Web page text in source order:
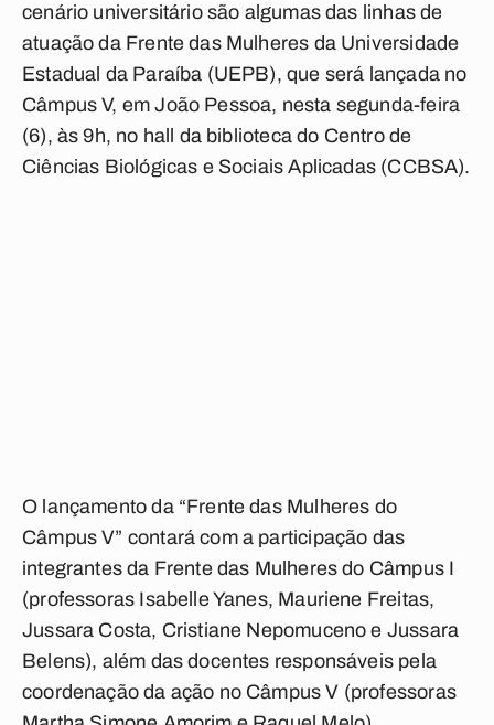
cenário universitário são algumas das linhas de
atuação da Frente das Mulheres da Universidade
Estadual da Paraíba (UEPB), que será lançada no
Câmpus V, em João Pessoa, nesta segunda-feira
(6), às 9h, no hall da biblioteca do Centro de
Ciências Biológicas e Sociais Aplicadas (CCBSA).
O lançamento da “Frente das Mulheres do
Câmpus V” contará com a participação das
integrantes da Frente das Mulheres do Câmpus I
(professoras Isabelle Yanes, Mauriene Freitas,
Jussara Costa, Cristiane Nepomuceno e Jussara
Belens), além das docentes responsáveis pela
coordenação da ação no Câmpus V (professoras